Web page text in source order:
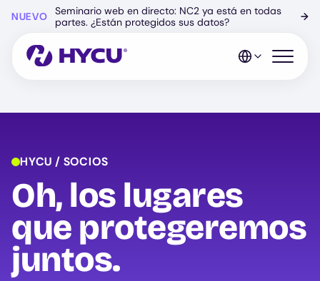
principal
NUEVO
Seminario web en directo: NC2 ya está en todas
partes. ¿Están protegidos sus datos?
→
Abrir el
HYCU / SOCIOS
Oh, los lugares
que protegeremos
juntos.